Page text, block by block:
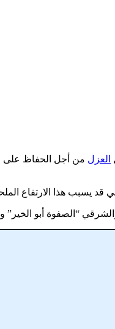
العزل من أجل الحفاظ على
قد يسبب هذا الارتفاع
“الصفوة أبو الخير”